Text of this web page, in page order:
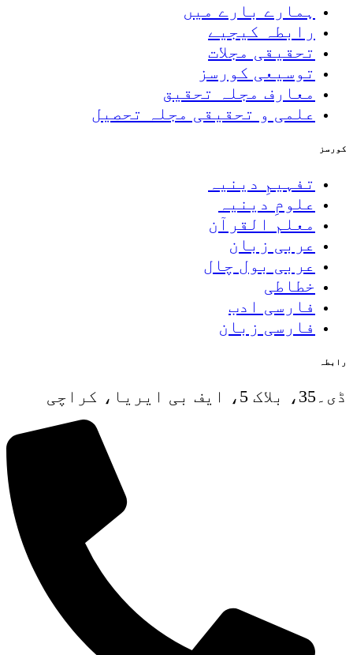
ہمارے بارے میں
رابطہ کیجیے
تحقیقی مجلات
توسیعی کورسز
معارف مجلہ تحقیق
علمی و تحقیقی مجلہ تحصیل
کورسز
تفہیمِ دینیہ
علومِ دینیہ
معلم القرآن
عربی زبان
عربی بول چال
خطاطی
فارسی ادب
فارسی زبان
رابطہ
ڈی۔35، بلاک 5، ایف بی ایریا، کراچی